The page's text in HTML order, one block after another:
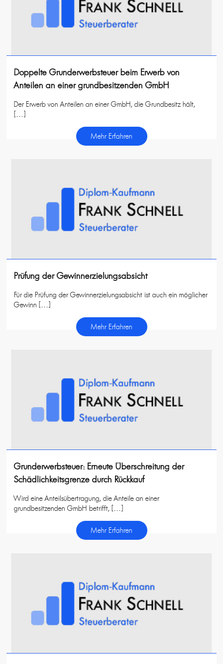
Doppelte Grunderwerbsteuer beim Erwerb von
Anteilen an einer grundbesitzenden GmbH
Der Erwerb von Anteilen an einer GmbH, die Grundbesitz hält,
[…]
Mehr Erfahren
Prüfung der Gewinnerzielungsabsicht
Für die Prüfung der Gewinnerzielungsabsicht ist auch ein möglicher
Gewinn […]
Mehr Erfahren
Grunderwerbsteuer: Erneute Überschreitung der
Schädlichkeitsgrenze durch Rückkauf
Wird eine Anteilsübertragung, die Anteile an einer
grundbesitzenden GmbH betrifft, […]
Mehr Erfahren